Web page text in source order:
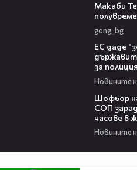
Макаби
gong_bg
ЕС даде
за
Новините
Шофьор
СОП
часове в
Новините